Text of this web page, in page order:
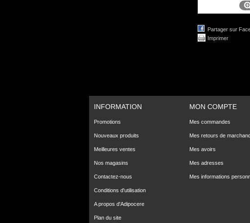
Partager sur
Imprimer
INFORMATION
Promotions
Nouveaux produits
Meilleures ventes
Nos magasins
Contactez-nous
Conditions d'utilisation
A propos d'Adipocere
Plan du site
MON COMPTE
Mes commandes
Mes retours de
Mes avoirs
Mes adresses
Mes informations